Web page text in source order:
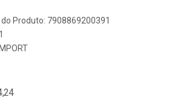
Produto: 7908869200391